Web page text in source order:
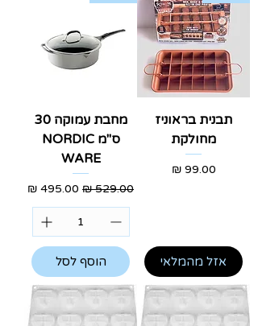
תבנית בראוניז
מחולקת
מחיר
אזל מהמלאי
מחבת עמוקה 30
ס"מ NORDIC
WARE
מחיר רגיל מחיר מבצע
הוסף לסל